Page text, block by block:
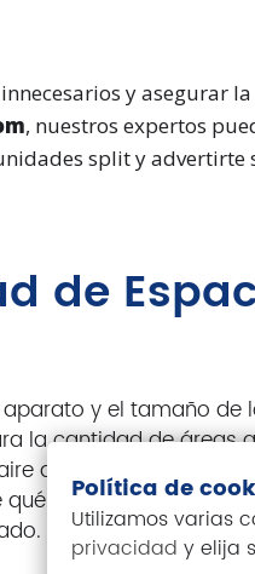
y asegurar
, nuestros expertos
split y advertirte
de
y el tamaño de
la cantidad de áreas
acondicionado split.
habitaciones se
Política de
Utilizamos varias
privacidad y elija